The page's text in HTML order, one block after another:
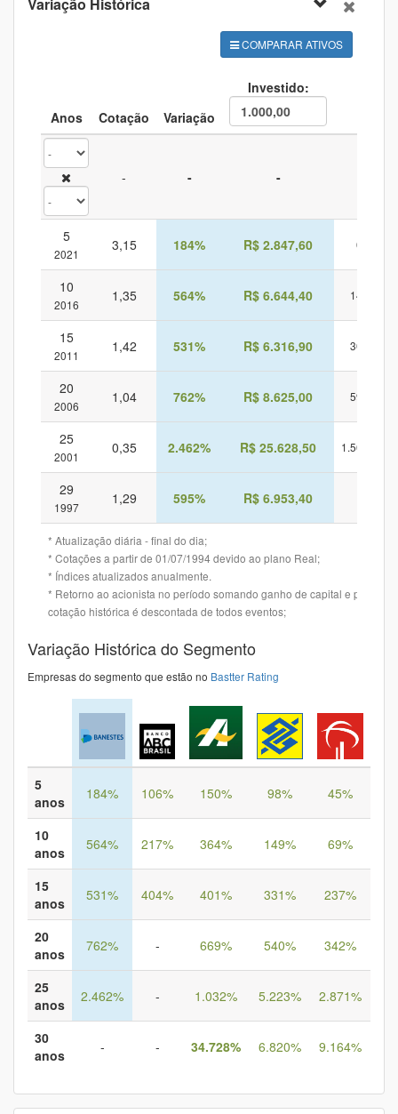
1996
21 81
Variação Histórica
COMPARAR ATIVOS
Anos Cotação Variação
Investido:
- - -
5
2021
3,15 184% R$ 2.847,60 68%
10
2016
1,35 564% R$ 6.644,40 144%
15
2011
1,42 531% R$ 6.316,90 301%
20
2006
1,04 762% R$ 8.625,00 598%
25
2001
0,35 2.462% R$ 25.628,50 1.562%
29
1997
1,29 595% R$ 6.953,40
* Atualização diária - final do dia;
* Cotações a partir de 01/07/1994 devido ao plano Real;
* Índices atualizados anualmente.
* Retorno ao acionista no período somando ganho de capital e
cotação histórica é descontada de todos eventos;
Variação Histórica do Segmento
Empresas do segmento que estão no Bastter Rating
5
anos
184% 106% 150% 98% 45%
10
anos
564% 217% 364% 149% 69%
15
anos
531% 404% 401% 331% 237%
20
anos
762% - 669% 540% 342%
25
anos
2.462% - 1.032% 5.223% 2.871%
30
anos
- - 34.728% 6.820% 9.164%